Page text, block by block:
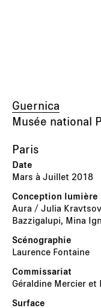
Guernica
Musée national
Paris
Mars à Juillet 2018
Aura / Julia
Bazzigalupi, Mina
Laurence Fontaine
Géraldine Mercier